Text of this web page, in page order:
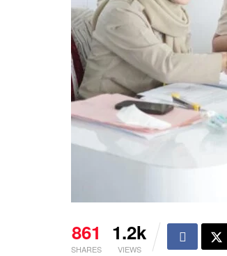
861
SHARES
1.2k
VIEWS